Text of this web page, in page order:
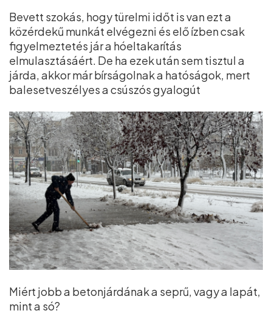
Bevett szokás, hogy türelmi időt is van ezt a
közérdekű munkát elvégezni és elő ízben csak
figyelmeztetés jár a hóeltakarítás
elmulasztásáért. De ha ezek után sem tisztul a
járda, akkor már bírságolnak a hatóságok, mert
balesetveszélyes a csúszós gyalogút
Miért jobb a betonjárdának a seprű, vagy a lapát,
mint a só?